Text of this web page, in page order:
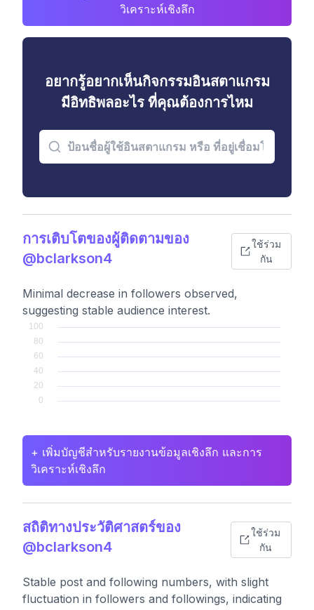
วิเคราะห์เชิงลึก
อยากรู้อยากเห็นกิจกรรมอินสตาแกรม
มีอิทธิพลอะไร ที่คุณต้องการไหม
การเติบโตของผู้ติดตามของ
@bclarkson4
ใช้ร่วม
กัน
Minimal decrease in followers observed,
suggesting stable audience interest.
+ เพิ่มบัญชีสำหรับรายงานข้อมูลเชิงลึก และการ
วิเคราะห์เชิงลึก
สถิติทางประวัติศาสตร์ของ
@bclarkson4
ใช้ร่วม
กัน
Stable post and following numbers, with slight
fluctuation in followers and followings, indicating